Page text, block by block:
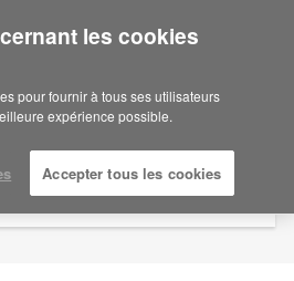
in United States?
like to see Products we sell in
les cookies
pour fournir à tous ses utilisateurs
expérience possible.
Accepter tous les cookies